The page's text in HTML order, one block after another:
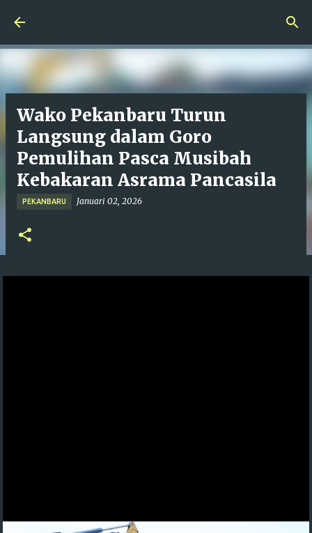
Wako Pekanbaru Turun
Langsung dalam Goro
Pemulihan Pasca Musibah
Kebakaran Asrama Pancasila
PEKANBARU Januari 02, 2026